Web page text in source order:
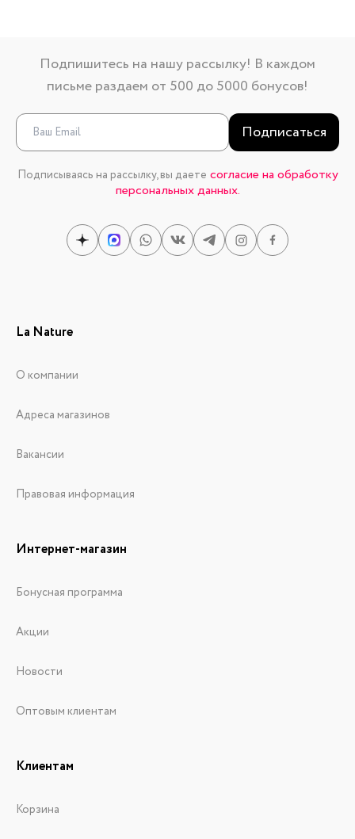
Подпишитесь на нашу рассылку! В каждом
письме раздаем от 500 до 5000 бонусов!
Подписаться
Подписываясь на рассылку, вы даете согласие на обработку
персональных данных.
La Nature
О компании
Адреса магазинов
Вакансии
Правовая информация
Интернет-магазин
Бонусная программа
Акции
Новости
Оптовым клиентам
Клиентам
Корзина